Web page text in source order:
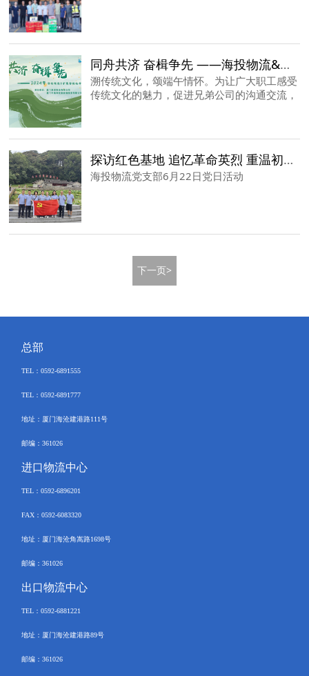
同舟共济 奋楫争先 ——海投物流&中集海投2024龙舟竞渡活动顺利举行
溯传统文化，颂端午情怀。为让广大职工感受
传统文化的魅力，促进兄弟公司的沟通交流，
舟竞渡活动于6月30日在厦门水上活动中心顺
探访红色基地 追忆革命英烈 重温初心不变
海投物流党支部6月22日党日活动
下一页>
总部
TEL ：0592-6891555
TEL：0592-6891777
地址：厦门海沧建港路111号
邮编：361026
进口物流中心
TEL ：0592-6896201
FAX ：0592-6083320
地址：厦门海沧角嵩路1698号
邮编：361026
出口物流中心
TEL ：0592-6881221
地址：厦门海沧建港路89号
邮编：361026